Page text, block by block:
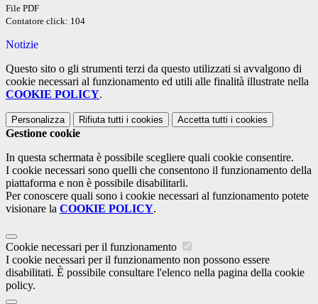
File PDF
Contatore click: 104
Notizie
Questo sito o gli strumenti terzi da questo utilizzati si avvalgono di
cookie necessari al funzionamento ed utili alle finalità illustrate nella
COOKIE POLICY.
Personalizza Rifiuta tutti i cookies Accetta tutti i cookies
Gestione cookie
In questa schermata è possibile scegliere quali cookie consentire.
I cookie necessari sono quelli che consentono il funzionamento della
piattaforma e non è possibile disabilitarli.
Per conoscere quali sono i cookie necessari al funzionamento potete
visionare la COOKIE POLICY.
Cookie necessari per il funzionamento
I cookie necessari per il funzionamento non possono essere
disabilitati. È possibile consultare l'elenco nella pagina della cookie
policy.